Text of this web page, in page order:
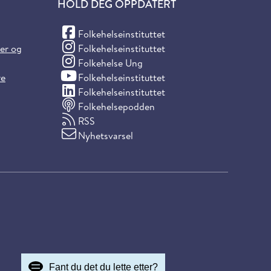
og
HOLD DEG OPPDATERT
Folkehelseinstituttet
(Facebook)
Folkehelseinstituttet
(Instagram)
Folkehelse Ung
(Instagram)
Folkehelseinstituttet
(YouTube)
Folkehelseinstituttet
(LinkedIn)
Folkehelsepodden
RSS
Nyhetsvarsel
Fant du det du lette etter?